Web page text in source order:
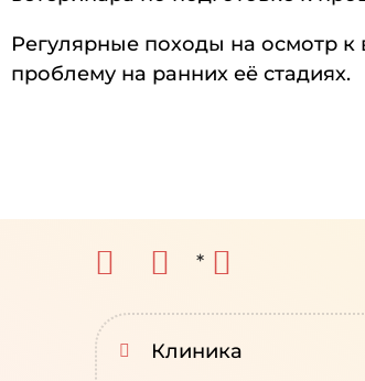
Регулярные походы на осмотр к
проблему на ранних её стадиях.
*
Клиника